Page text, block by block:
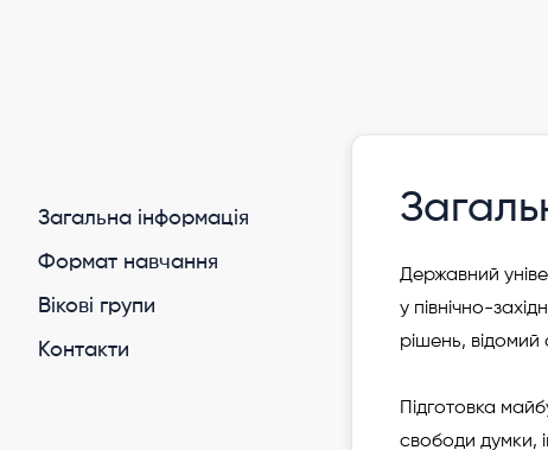
Загальна інформація
Формат навчання
Вікові групи
Контакти
Державний
у північно-
рішень,
Підготовка
свободи думки,